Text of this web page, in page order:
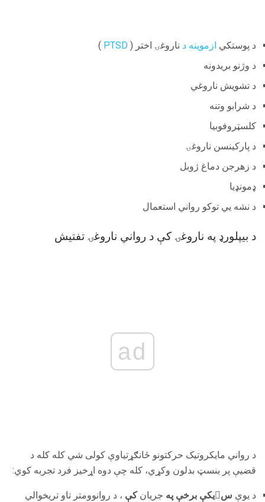
د پوستکي ازموینه د ناروغۍ اختر ( PTSD
)
د وژنو بریدونه
د تشویش ناروغي
د شرابو وتنه
کلسټروفوبیا
د پارکینسن ناروغۍ
د زهرجن دماغ ژوبل
ډمونډیا
د نشه یي توکو رواني استعمال
د بیپلورډ په ناروغۍ کې د رواني ناروغۍ تفتیش
ad
د رواني مایکروتیک حرکتونو ځانګړتیاوې کولی شي کله کله د
قضیې پر بنسټ بدلون وکړي، کله چې دوه اړخیز فرد تجربه کوي:
د یوې سیکې برخې په جریانکې ، د روانوومتر تاو تریخوالي